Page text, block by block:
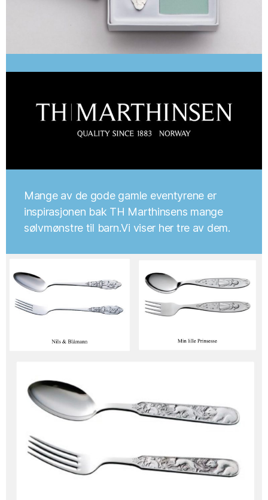
Mange av de gode gamle eventyrene er
inspirasjonen bak TH Marthinsens mange
sølvmønstre til barn.Vi viser her tre av dem.